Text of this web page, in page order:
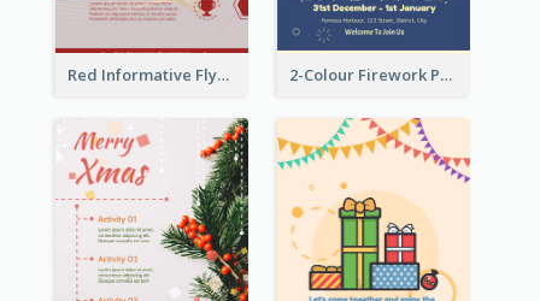
Red Informative Flyers With Simple Graphics 2-Colour Firework Performance With City Background